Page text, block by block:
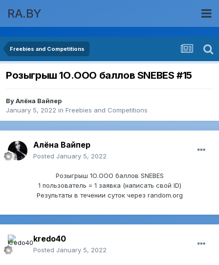
RA.BY
Freebies and Competitions
Розыгрыш 1О.ООО баллов SNEBES #15
ByАлёна Вайпер
January 5, 2022 in Freebies and Competitions
Алёна Вайпер
Posted January 5, 2022
Розыгрыш 1О.ООО баллов SNEBES
1 пользователь = 1 заявка (написать свой ID)
Результаты в течении суток через random.org
kredo40
Posted January 5, 2022